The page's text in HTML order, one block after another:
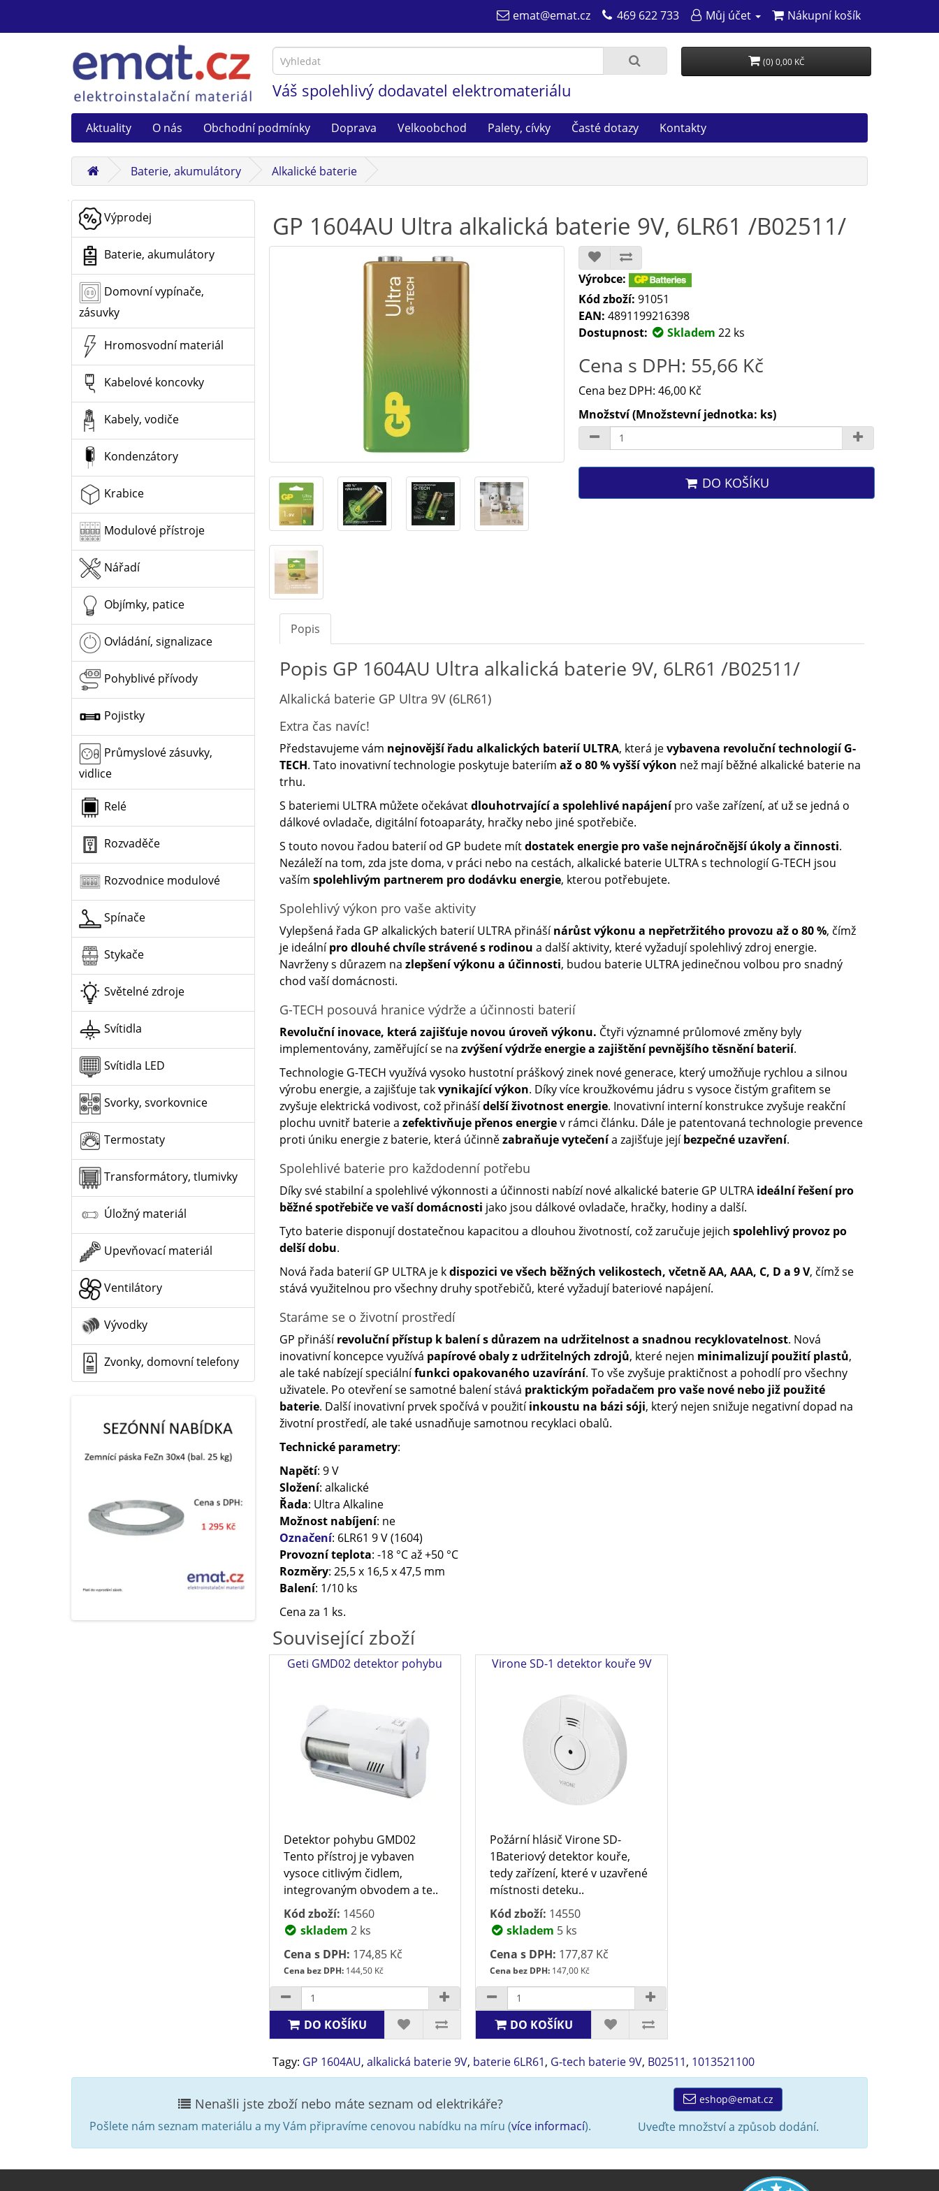
emat@emat.cz 469 622 733 Můj účet Nákupní košík
Váš spolehlivý dodavatel elektromateriálu
(0) 0,00 KČ
Aktuality O nás Obchodní podmínky Doprava Velkoobchod Palety, cívky Časté dotazy Kontakty
Baterie, akumulátory Alkalické baterie
Výprodej
Baterie, akumulátory
Domovní vypínače,
zásuvky
Hromosvodní materiál
Kabelové koncovky
Kabely, vodiče
Kondenzátory
Krabice
Modulové přístroje
Nářadí
Objímky, patice
Ovládání, signalizace
Pohyblivé přívody
Pojistky
Průmyslové zásuvky,
vidlice
Relé
Rozvaděče
Rozvodnice modulové
Spínače
Stykače
Světelné zdroje
Svítidla
Svítidla LED
Svorky, svorkovnice
Termostaty
Transformátory, tlumivky
Úložný materiál
Upevňovací materiál
Ventilátory
Vývodky
Zvonky, domovní telefony
GP 1604AU Ultra alkalická baterie 9V, 6LR61 /B02511/
Výrobce:
Kód zboží: 91051
EAN: 4891199216398
Dostupnost:
Skladem 22 ks
Cena s DPH: 55,66 Kč
Cena bez DPH: 46,00 Kč
Množství (Množstevní jednotka: ks)
DO KOŠÍKU
Popis
Popis GP 1604AU Ultra alkalická baterie 9V, 6LR61 /B02511/
Alkalická baterie GP Ultra 9V (6LR61)
Extra čas navíc!
Představujeme vám nejnovější řadu alkalických baterií ULTRA, která jevybavena revoluční technologií G-
TECH. Tato inovativní technologie poskytuje bateriím až o 80 % vyšší výkon než mají běžné alkalické baterie na
trhu.
S bateriemi ULTRA můžete očekávatdlouhotrvající a spolehlivé napájenípro vaše zařízení, ať už se jedná o
dálkové ovladače, digitální fotoaparáty, hračky nebo jiné spotřebiče.
S touto novou řadou baterií od GP budete mítdostatek energie pro vaše nejnáročnější úkoly a činnosti.
Nezáleží na tom, zda jste doma, v práci nebo na cestách, alkalické baterie ULTRA s technologií G-TECH jsou
vaším spolehlivým partnerem pro dodávku energie, kterou potřebujete.
Spolehlivý výkon pro vaše aktivity
Vylepšená řada GP alkalických baterií ULTRA přinášínárůst výkonu a nepřetržitého provozu až o 80 %, čímž
je ideálnípro dlouhé chvíle strávené s rodinou a další aktivity, které vyžadují spolehlivý zdroj energie.
Navrženy s důrazem na zlepšení výkonu a účinnosti, budou baterie ULTRA jedinečnou volbou pro snadný
chod vaší domácnosti.
G-TECH posouvá hranice výdrže a účinnosti baterií
Revoluční inovace, která zajišťuje novou úroveň výkonu. Čtyři významné průlomové změny byly
implementovány, zaměřující se na zvýšení výdrže energie a zajištění pevnějšího těsnění baterií.
Technologie G-TECH využívá vysoko hustotní práškový zinek nové generace, který umožňuje rychlou a silnou
výrobu energie, a zajišťuje takvynikající výkon. Díky více kroužkovému jádru s vysoce čistým grafitem se
zvyšuje elektrická vodivost, což přinášídelší životnost energie. Inovativní interní konstrukce zvyšuje reakční
plochu uvnitř baterie a zefektivňuje přenos energiev rámci článku. Dále je patentovaná technologie prevence
proti úniku energie z baterie, která účinnězabraňuje vytečenía zajišťuje jejíbezpečné uzavření.
Spolehlivé baterie pro každodenní potřebu
Díky své stabilní a spolehlivé výkonnosti a účinnosti nabízí nové alkalické baterie GP ULTRA ideální řešení pro
běžné spotřebiče ve vaší domácnosti jako jsou dálkové ovladače, hračky, hodiny a další.
Tyto baterie disponují dostatečnou kapacitou a dlouhou životností, což zaručuje jejich spolehlivý provoz po
delší dobu.
Nová řada baterií GP ULTRA je kdispozici ve všech běžných velikostech, včetně AA, AAA, C, D a 9 V, čímž se
stává využitelnou pro všechny druhy spotřebičů, které vyžadují bateriové napájení.
Staráme se o životní prostředí
GP přinášírevoluční přístup k balení s důrazem na udržitelnost a snadnou recyklovatelnost. Nová
inovativní koncepce využívá papírové obaly z udržitelných zdrojů, které nejen minimalizují použití plastů,
ale také nabízejí speciálnífunkci opakovaného uzavírání. To vše zvyšuje praktičnost a pohodlí pro všechny
uživatele. Po otevření se samotné balení stává praktickým pořadačem pro vaše nové nebo již použité
baterie. Další inovativní prvek spočívá v použitíinkoustu na bázi sóji, který nejen snižuje negativní dopad na
životní prostředí, ale také usnadňuje samotnou recyklaci obalů.
Technické parametry:
Napětí: 9 V
Složení: alkalické
Řada: Ultra Alkaline
Možnost nabíjení: ne
Označení: 6LR61 9 V (1604)
Provozní teplota: -18 °C až +50 °C
Rozměry: 25,5 x 16,5 x 47,5 mm
Balení: 1/10 ks
Cena za 1 ks.
Související zboží
Geti GMD02 detektor pohybu
Detektor pohybu GMD02
Tento přístroj je vybaven
vysoce citlivým čidlem,
integrovaným obvodem a te..
Kód zboží: 14560
skladem 2 ks
Cena s DPH: 174,85 Kč
Cena bez DPH:144,50 Kč
DO KOŠÍKU
Virone SD-1 detektor kouře 9V
Požární hlásič Virone SD-
1Bateriový detektor kouře,
tedy zařízení, které v uzavřené
místnosti deteku..
Kód zboží: 14550
skladem 5 ks
Cena s DPH: 177,87 Kč
Cena bez DPH: 147,00 Kč
DO KOŠÍKU
Tagy: GP 1604AU, alkalická baterie 9V, baterie 6LR61, G-tech baterie 9V, B02511, 1013521100
Nenašli jste zboží nebo máte seznam od elektrikáře?
Pošlete nám seznam materiálu a my Vám připravíme cenovou nabídku na míru (více informací).
eshop@emat.cz
Uveďte množství a způsob dodání.